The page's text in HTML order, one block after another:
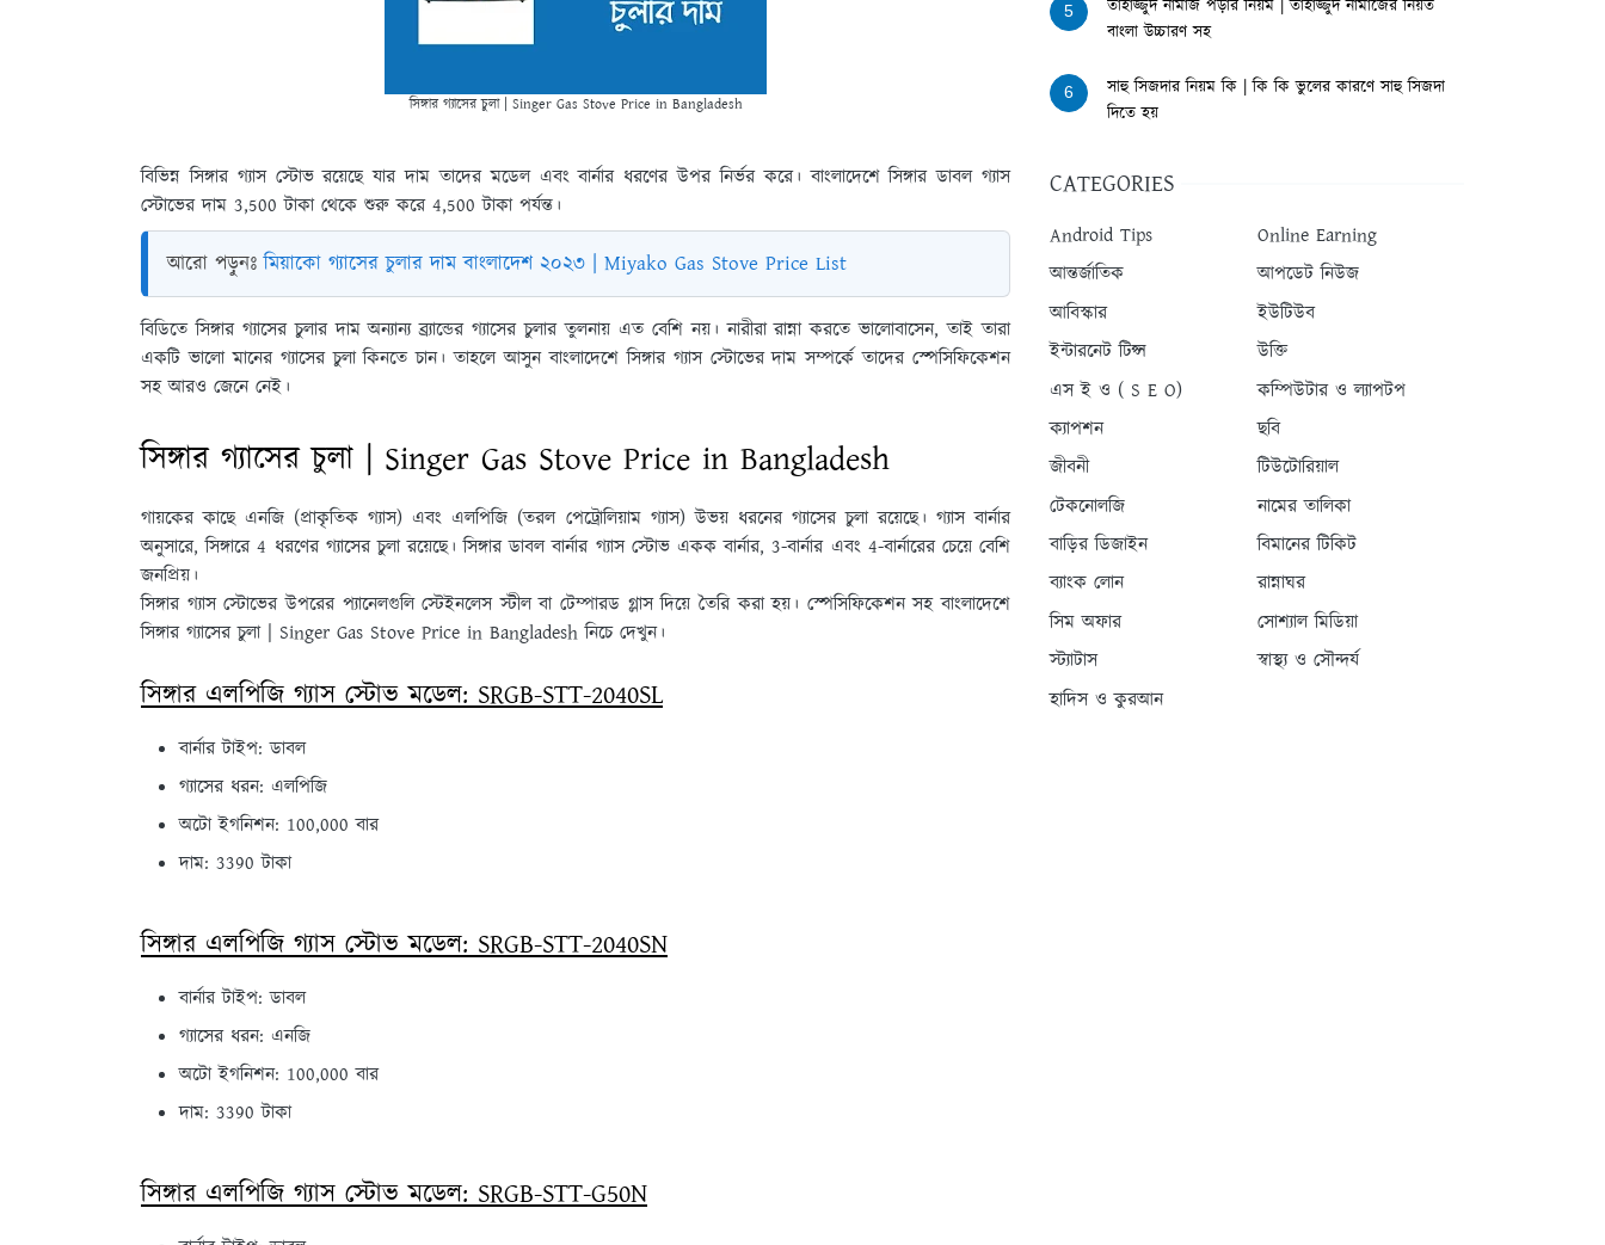
সিঙ্গার গ্যাসের চুলা | Singer Gas Stove Price in Bangladesh
বিভিন্ন সিঙ্গার গ্যাস স্টোভ রয়েছে যার দাম তাদের মডেল এবং বার্নার ধরণের উপর নির্ভর করে। বাংলাদেশে সিঙ্গার ডাবল গ্যাস
স্টোভের দাম 3,500 টাকা থেকে শুরু করে 4,500 টাকা পর্যন্ত।
আরো পড়ুনঃমিয়াকো গ্যাসের চুলার দাম বাংলাদেশ ২০২৩ | Miyako Gas Stove Price List
বিডিতে সিঙ্গার গ্যাসের চুলার দাম অন্যান্য ব্র্যান্ডের গ্যাসের চুলার তুলনায় এত বেশি নয়। নারীরা রান্না করতে ভালোবাসেন, তাই তারা
একটি ভালো মানের গ্যাসের চুলা কিনতে চান। তাহলে আসুন বাংলাদেশে সিঙ্গার গ্যাস স্টোভের দাম সম্পর্কে তাদের স্পেসিফিকেশন
সহ আরও জেনে নেই।
সিঙ্গার গ্যাসের চুলা | Singer Gas Stove Price in Bangladesh
গায়কের কাছে এনজি (প্রাকৃতিক গ্যাস) এবং এলপিজি (তরল পেট্রোলিয়াম গ্যাস) উভয় ধরনের গ্যাসের চুলা রয়েছে। গ্যাস বার্নার
অনুসারে, সিঙ্গারে 4 ধরণের গ্যাসের চুলা রয়েছে। সিঙ্গার ডাবল বার্নার গ্যাস স্টোভ একক বার্নার, 3-বার্নার এবং 4-বার্নারের চেয়ে বেশি
জনপ্রিয়।
সিঙ্গার গ্যাস স্টোভের উপরের প্যানেলগুলি স্টেইনলেস স্টীল বা টেম্পারড গ্লাস দিয়ে তৈরি করা হয়। স্পেসিফিকেশন সহ বাংলাদেশে
সিঙ্গার গ্যাসের চুলা | Singer Gas Stove Price in Bangladesh নিচে দেখুন।
সিঙ্গার এলপিজি গ্যাস স্টোভ মডেল: SRGB-STT-2040SL
বার্নার টাইপ: ডাবল
গ্যাসের ধরন: এলপিজি
অটো ইগনিশন: 100,000 বার
দাম: 3390 টাকা
সিঙ্গার এলপিজি গ্যাস স্টোভ মডেল: SRGB-STT-2040SN
বার্নার টাইপ: ডাবল
গ্যাসের ধরন: এনজি
অটো ইগনিশন: 100,000 বার
দাম: 3390 টাকা
সিঙ্গার এলপিজি গ্যাস স্টোভ মডেল: SRGB-STT-G50N
5
তাহাজ্জুদ নামাজ পড়ার নিয়ম | তাহাজ্জুদ নামাজের নিয়ত
বাংলা উচ্চারণ সহ
6
সাহু সিজদার নিয়ম কি | কি কি ভুলের কারণে সাহু সিজদা
দিতে হয়
CATEGORIES
Android Tips
Online Earning
আন্তর্জাতিক
আপডেট নিউজ
আবিস্কার
ইউটিউব
ইন্টারনেট টিপ্স
উক্তি
এস ই ও ( S E O)
কম্পিউটার ও ল্যাপটপ
ক্যাপশন
ছবি
জীবনী
টিউটোরিয়াল
টেকনোলজি
নামের তালিকা
বাড়ির ডিজাইন
বিমানের টিকিট
ব্যাংক লোন
রান্নাঘর
সিম অফার
সোশ্যাল মিডিয়া
স্ট্যাটাস
স্বাস্থ্য ও সৌন্দর্য
হাদিস ও কুরআন